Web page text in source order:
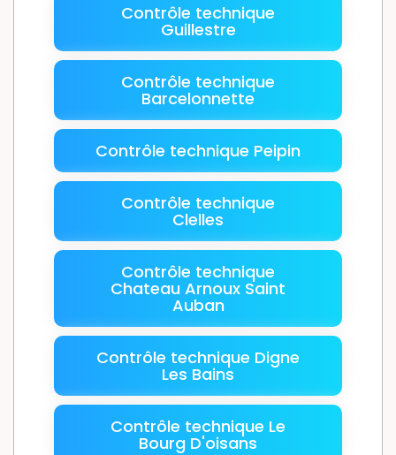
Contrôle technique
Guillestre
Contrôle technique
Barcelonnette
Contrôle technique Peipin
Contrôle technique
Clelles
Contrôle technique
Chateau Arnoux Saint
Auban
Contrôle technique Digne
Les Bains
Contrôle technique Le
Bourg D'oisans